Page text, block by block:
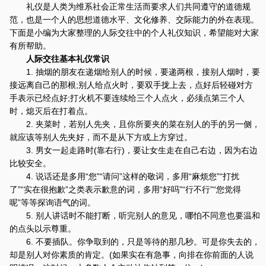
礼仪是人类为维系社会正常生活而要求人们共同遵守的道德规
范，也是一个人的思想道德水平、文化修养、交际能力的外在表现。
下面是小编为大家整理的人际交往中的个人礼仪知识，希望能对大家
有所帮助。
人际交往基本礼仪常识
1. 抽烟的朋友在递烟给别人的时候，要递两根，接别人烟时，要
接远离自己的那根;别人给点火时，要双手拢上去，点好后轻碰对方
手表示已经点好;打火机不要连续给三个人点火，必须点第三个人
时，熄灭后在打着点。
2. 夹菜时，若别人先夹，且你所要夹的菜在别人的手的另一侧，
就应该等别人先夹好，而不是从下方或上方穿过。
3. 男女一起走路时(靠右行)，要让女生走在自己右边，因为右边
比较安全。
4. 说话还是多用“您”“请问”这样的敬词，多用“麻烦您”“打扰
了”“实在很抱歉”之类表示歉意的词，多用“好吗”“行不行”“您觉得
呢”等等探询语气的词。
5. 别人讲话时不能打断，听完别人的意见，哪怕不同意也要温和
的点头以示尊重。
6. 不要插队。你争取到的，只是等待的那几秒。可是你失去的，
却是别人对你素质的肯定。(如果实在有急事，向排在你前面的人说